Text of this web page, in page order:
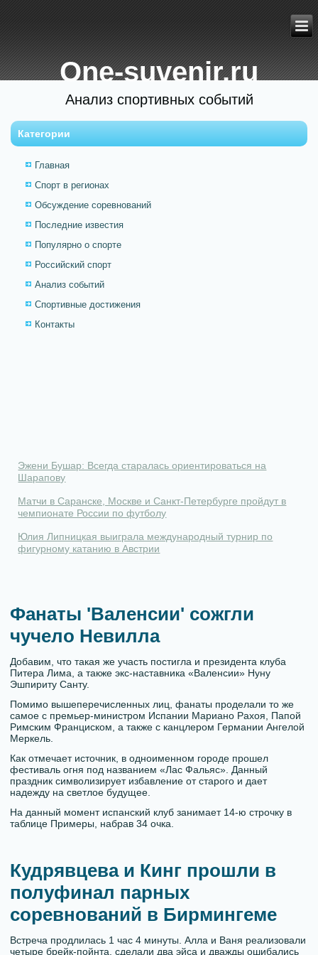
One-suvenir.ru
Анализ спортивных событий
Категории
Главная
Спорт в регионах
Обсуждение соревнований
Последние известия
Популярно о спорте
Российский спорт
Анализ событий
Спортивные достижения
Контакты
Эжени Бушар: Всегда старалась ориентироваться на
Шарапову
Матчи в Саранске, Москве и Санкт-Петербурге пройдут в
чемпионате России по футболу
Юлия Липницкая выиграла международный турнир по
фигурному катанию в Австрии
Фанаты 'Валенсии' сожгли
чучело Невилла
Добавим, что такая же участь постигла и президента клуба
Питера Лима, а также экс-наставника «Валенсии» Нуну
Эшпириту Санту.
Помимо вышеперечисленных лиц, фанаты проделали то же
самое с премьер-министром Испании Мариано Рахоя, Папой
Римским Франциском, а также с канцлером Германии Ангелой
Меркель.
Как отмечает источник, в одноименном городе прошел
фестиваль огня под названием «Лас Фальяс». Данный
праздник символизирует избавление от старого и дает
надежду на светлое будущее.
На данный момент испанский клуб занимает 14-ю строчку в
таблице Примеры, набрав 34 очка.
Кудрявцева и Кинг прошли в
полуфинал парных
соревнований в Бирмингеме
Встреча продлилась 1 час 4 минуты. Алла и Ваня реализовали
четыре брейк-пойнта, сделали два эйса и дважды ошибались